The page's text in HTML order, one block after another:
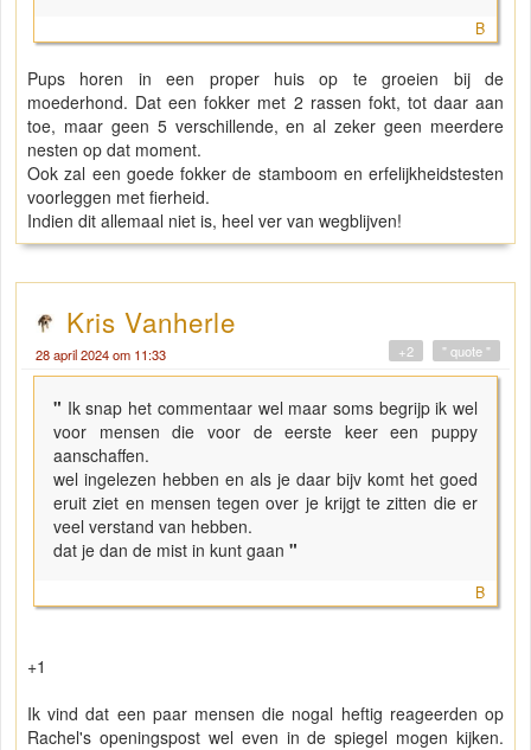
B
Pups horen in een proper huis op te groeien bij de
moederhond. Dat een fokker met 2 rassen fokt, tot daar aan
toe, maar geen 5 verschillende, en al zeker geen meerdere
nesten op dat moment.
Ook zal een goede fokker de stamboom en erfelijkheidstesten
voorleggen met fierheid.
Indien dit allemaal niet is, heel ver van wegblijven!
Kris Vanherle
28 april 2024 om 11:33 " quote "
+2
" Ik snap het commentaar wel maar soms begrijp ik wel
voor mensen die voor de eerste keer een puppy
aanschaffen.
wel ingelezen hebben en als je daar bijv komt het goed
eruit ziet en mensen tegen over je krijgt te zitten die er
veel verstand van hebben.
dat je dan de mist in kunt gaan "
B
+1
Ik vind dat een paar mensen die nogal heftig reageerden op
Rachel's openingspost wel even in de spiegel mogen kijken.